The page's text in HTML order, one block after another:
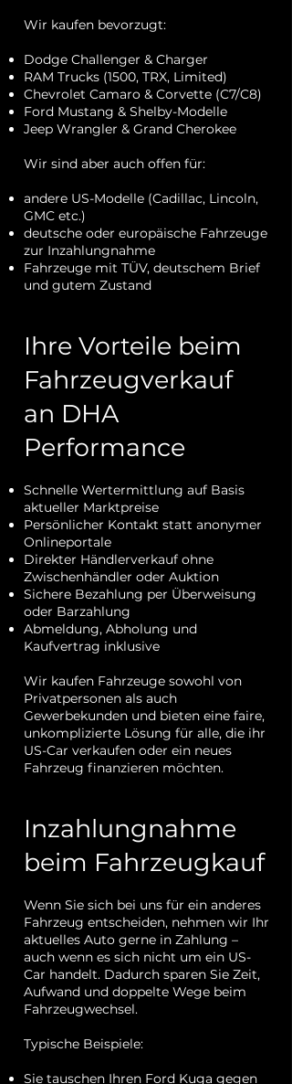
Wir kaufen bevorzugt:
Dodge Challenger & Charger
RAM Trucks (1500, TRX, Limited)
Chevrolet Camaro & Corvette (C7/C8)
Ford Mustang & Shelby-Modelle
Jeep Wrangler & Grand Cherokee
Wir sind aber auch offen für:
andere US-Modelle (Cadillac, Lincoln,
GMC etc.)
deutsche oder europäische Fahrzeuge
zur Inzahlungnahme
Fahrzeuge mit TÜV, deutschem Brief
und gutem Zustand
Ihre Vorteile beim
Fahrzeugverkauf
an DHA
Performance
Schnelle Wertermittlung auf Basis
aktueller Marktpreise
Persönlicher Kontakt statt anonymer
Onlineportale
Direkter Händlerverkauf ohne
Zwischenhändler oder Auktion
Sichere Bezahlung per Überweisung
oder Barzahlung
Abmeldung, Abholung und
Kaufvertrag inklusive
Wir kaufen Fahrzeuge sowohl von
Privatpersonen als auch
Gewerbekunden und bieten eine faire,
unkomplizierte Lösung für alle, die ihr
US-Car verkaufen oder ein neues
Fahrzeug finanzieren möchten.
Inzahlungnahme
beim Fahrzeugkauf
Wenn Sie sich bei uns für ein anderes
Fahrzeug entscheiden, nehmen wir Ihr
aktuelles Auto gerne in Zahlung –
auch wenn es sich nicht um ein US-
Car handelt. Dadurch sparen Sie Zeit,
Aufwand und doppelte Wege beim
Fahrzeugwechsel.
Typische Beispiele:
Sie tauschen Ihren Ford Kuga gegen